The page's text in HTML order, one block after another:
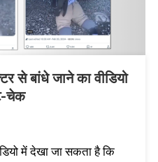
से बांधे जाने का वीडियो
चेक
में देखा जा सकता है कि